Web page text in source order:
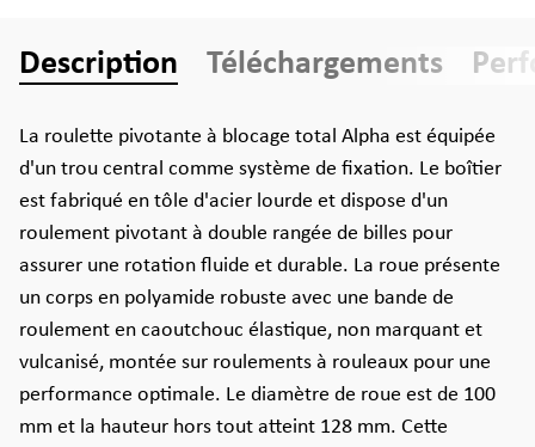
Description Téléchargements
La roulette pivotante à blocage total Alpha est équipée
d'un trou central comme système de fixation. Le boîtier
est fabriqué en tôle d'acier lourde et dispose d'un
roulement pivotant à double rangée de billes pour
assurer une rotation fluide et durable. La roue présente
un corps en polyamide robuste avec une bande de
roulement en caoutchouc élastique, non marquant et
vulcanisé, montée sur roulements à rouleaux pour une
performance optimale. Le diamètre de roue est de 100
mm et la hauteur hors tout atteint 128 mm. Cette